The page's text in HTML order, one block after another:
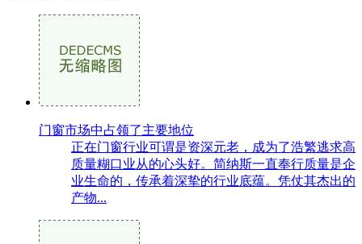
门窗市场中占领了主要地位
正在门窗行业可谓是资深元老，成为了浩繁逃求高
质量糊口业从的心头好。简纳斯一直奉行质量是企
业生命的，传承着深挚的行业底蕴。凭仗其杰出的
产物...